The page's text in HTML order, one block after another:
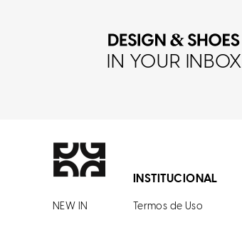
IN YOUR INBOX
NEW IN
INSTITUCIONAL
Termos de Uso